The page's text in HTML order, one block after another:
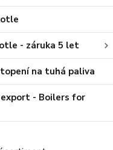
- záruka 5 let
na tuhá paliva
- Boilers for